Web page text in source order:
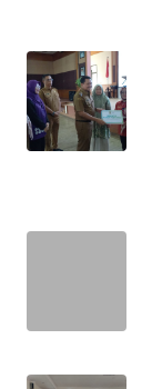
WN
KALTIM
WN